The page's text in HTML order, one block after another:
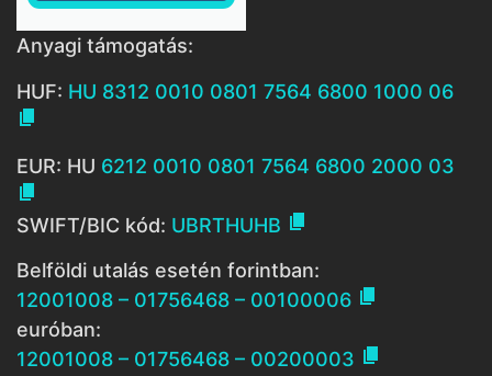
Anyagi támogatás:
HUF: HU 8312 0010 0801 7564 6800 1000 06

EUR: HU 6212 0010 0801 7564 6800 2000 03

SWIFT/BIC kód: UBRTHUHB 
Belföldi utalás esetén forintban:
12001008 – 01756468 – 00100006 
euróban:
12001008 – 01756468 – 00200003 